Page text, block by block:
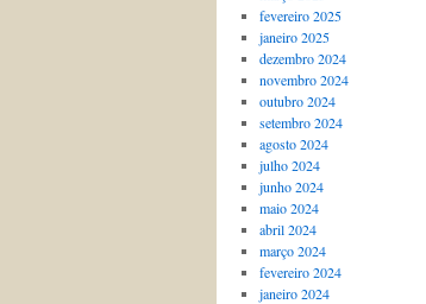
fevereiro 2025
janeiro 2025
dezembro 2024
novembro 2024
outubro 2024
setembro 2024
agosto 2024
julho 2024
junho 2024
maio 2024
abril 2024
março 2024
fevereiro 2024
janeiro 2024